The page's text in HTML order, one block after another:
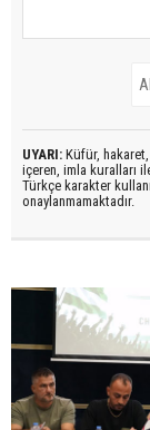
UYARI: Küfür,
içeren, imla kuralları
Türkçe karakter
onaylanmamaktadır.